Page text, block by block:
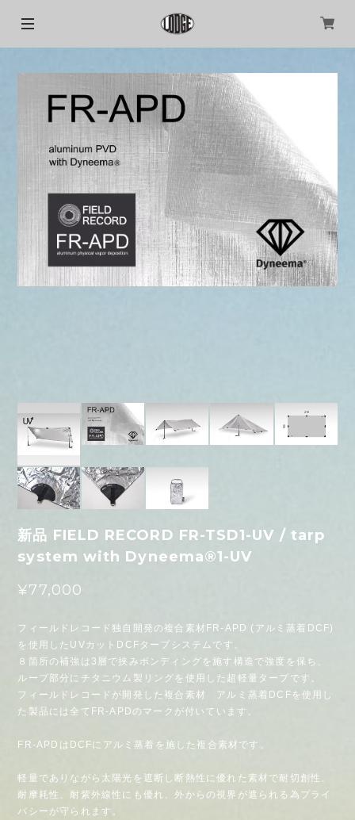
新品 FIELD RECORD FR-TSD1-UV / tarp
system with Dyneema®1-UV
¥77,000
フィールドレコード独自開発の複合素材FR-APD (アルミ蒸着DCF)
を使用したUVカットDCFタープシステムです。
８箇所の補強は3層で挟みボンディングを施す構造で強度を保ち、
ループ部分にチタニウム製リングを使用した超軽量タープです。
フィールドレコードが開発した複合素材 アルミ蒸着DCFを使用し
た製品には全てFR-APDのマークが付いています。
FR-APDはDCFにアルミ蒸着を施した複合素材です。
軽量でありながら太陽光を遮断し断熱性に優れた素材で耐切創性、
耐摩耗性、耐紫外線性にも優れ、外からの視界が遮られる為プライ
バシーが守られます。